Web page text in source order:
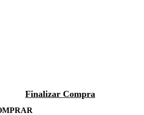
Finalizar Compra